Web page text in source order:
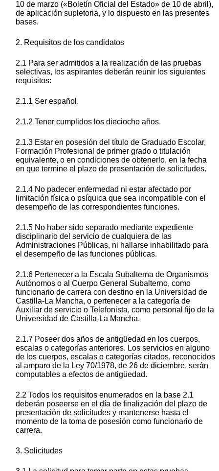
10 de marzo («Boletín Oficial del Estado» de 10 de abril),
de aplicación supletoria, y lo dispuesto en las presentes
bases.
2. Requisitos de los candidatos
2.1 Para ser admitidos a la realización de las pruebas
selectivas, los aspirantes deberán reunir los siguientes
requisitos:
2.1.1 Ser español.
2.1.2 Tener cumplidos los dieciocho años.
2.1.3 Estar en posesión del título de Graduado Escolar,
Formación Profesional de primer grado o titulación
equivalente, o en condiciones de obtenerlo, en la fecha
en que termine el plazo de presentación de solicitudes.
2.1.4 No padecer enfermedad ni estar afectado por
limitación física o psíquica que sea incompatible con el
desempeño de las correspondientes funciones.
2.1.5 No haber sido separado mediante expediente
disciplinario del servicio de cualquiera de las
Administraciones Públicas, ni hallarse inhabilitado para
el desempeño de las funciones públicas.
2.1.6 Pertenecer a la Escala Subalterna de Organismos
Autónomos o al Cuerpo General Subalterno, como
funcionario de carrera con destino en la Universidad de
Castilla-La Mancha, o pertenecer a la categoría de
Auxiliar de servicio o Telefonista, como personal fijo de la
Universidad de Castilla-La Mancha.
2.1.7 Poseer dos años de antigüedad en los cuerpos,
escalas o categorías anteriores. Los servicios en alguno
de los cuerpos, escalas o categorías citados, reconocidos
al amparo de la Ley 70/1978, de 26 de diciembre, serán
computables a efectos de antigüedad.
2.2 Todos los requisitos enumerados en la base 2.1
deberán poseerse en el día de finalización del plazo de
presentación de solicitudes y mantenerse hasta el
momento de la toma de posesión como funcionario de
carrera.
3. Solicitudes